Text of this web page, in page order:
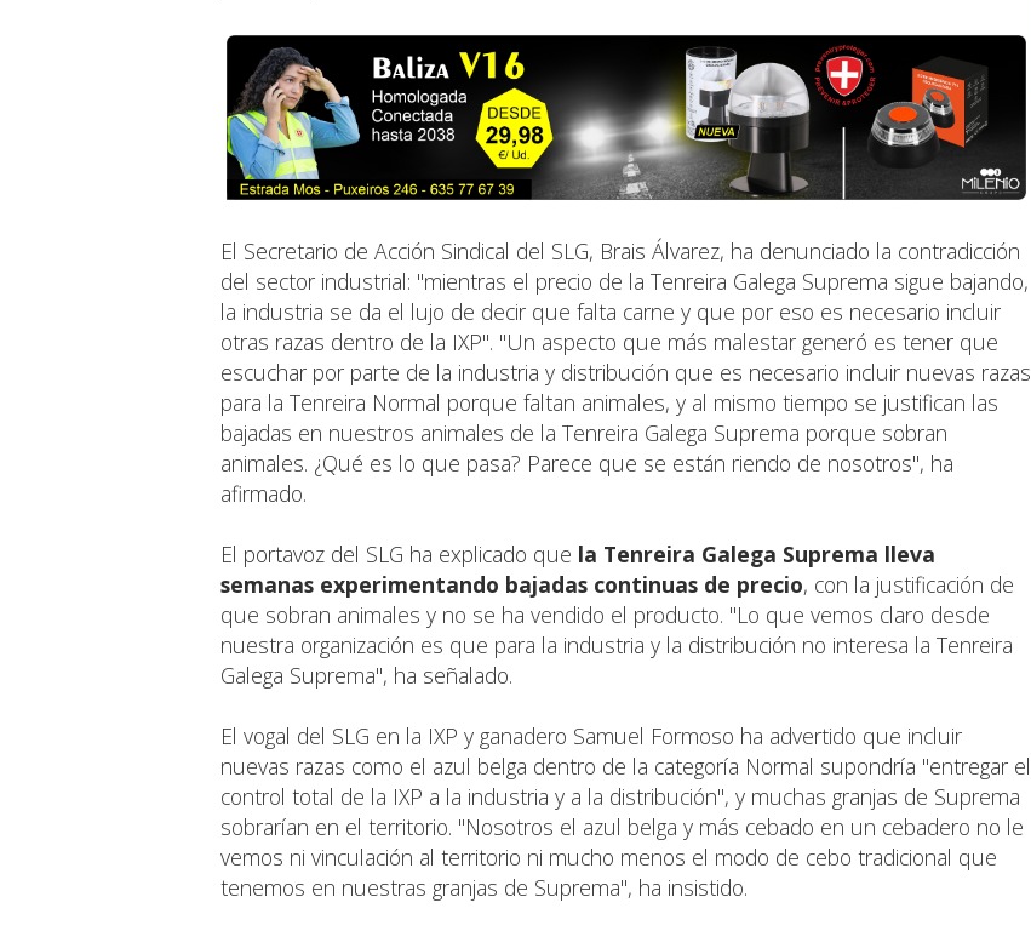
El Secretario de Acción Sindical del SLG, Brais Álvarez, ha denunciado la contradicción
del sector industrial: "mientras el precio de la Tenreira Galega Suprema sigue bajando,
la industria se da el lujo de decir que falta carne y que por eso es necesario incluir
otras razas dentro de la IXP". "Un aspecto que más malestar generó es tener que
escuchar por parte de la industria y distribución que es necesario incluir nuevas razas
para la Tenreira Normal porque faltan animales, y al mismo tiempo se justifican las
bajadas en nuestros animales de la Tenreira Galega Suprema porque sobran
animales. ¿Qué es lo que pasa? Parece que se están riendo de nosotros", ha
afirmado.
El portavoz del SLG ha explicado que la Tenreira Galega Suprema lleva
semanas experimentando bajadas continuas de precio, con la justificación de
que sobran animales y no se ha vendido el producto. "Lo que vemos claro desde
nuestra organización es que para la industria y la distribución no interesa la Tenreira
Galega Suprema", ha señalado.
El vogal del SLG en la IXP y ganadero Samuel Formoso ha advertido que incluir
nuevas razas como el azul belga dentro de la categoría Normal supondría "entregar el
control total de la IXP a la industria y a la distribución", y muchas granjas de Suprema
sobrarían en el territorio. "Nosotros el azul belga y más cebado en un cebadero no le
vemos ni vinculación al territorio ni mucho menos el modo de cebo tradicional que
tenemos en nuestras granjas de Suprema", ha insistido.